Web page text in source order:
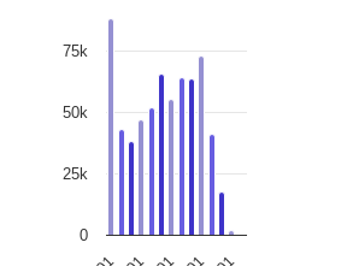
0
25k
50k
75k